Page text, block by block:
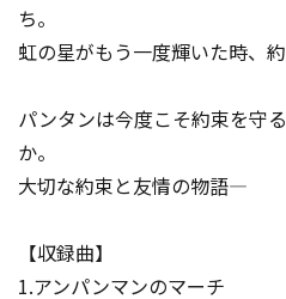
ち。
虹の星がもう一度輝いた時、
パンタンは今度こそ約束を守
か。
大切な約束と友情の物語―
【収録曲】
1.アンパンマンのマーチ